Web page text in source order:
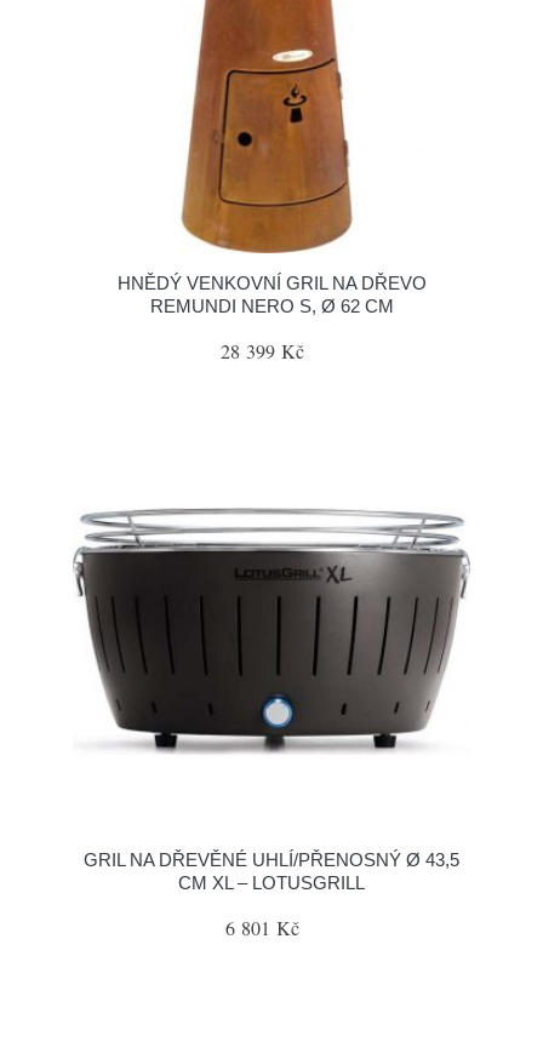
HNĚDÝ VENKOVNÍ GRIL NA DŘEVO
REMUNDI NERO S, Ø 62 CM
28 399 Kč
GRIL NA DŘEVĚNÉ UHLÍ/PŘENOSNÝ Ø 43,5
CM XL – LOTUSGRILL
6 801 Kč